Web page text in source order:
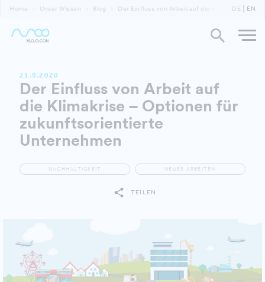
Home Unser Wissen Blog Der Einfluss von Arbeit auf die Klimakrise
DE EN
21.9.2020
Der Einfluss von Arbeit auf
die Klimakrise – Optionen für
zukunftsorientierte
Unternehmen
NACHHALTIGKEIT NEUES ARBEITEN
TEILEN